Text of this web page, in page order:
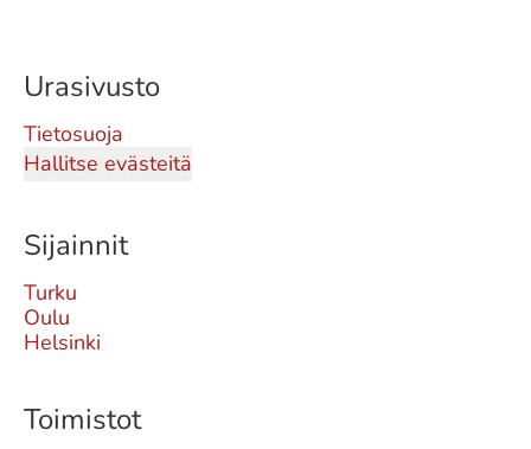
Urasivusto
Tietosuoja
Hallitse evästeitä
Sijainnit
Turku
Oulu
Helsinki
Toimistot